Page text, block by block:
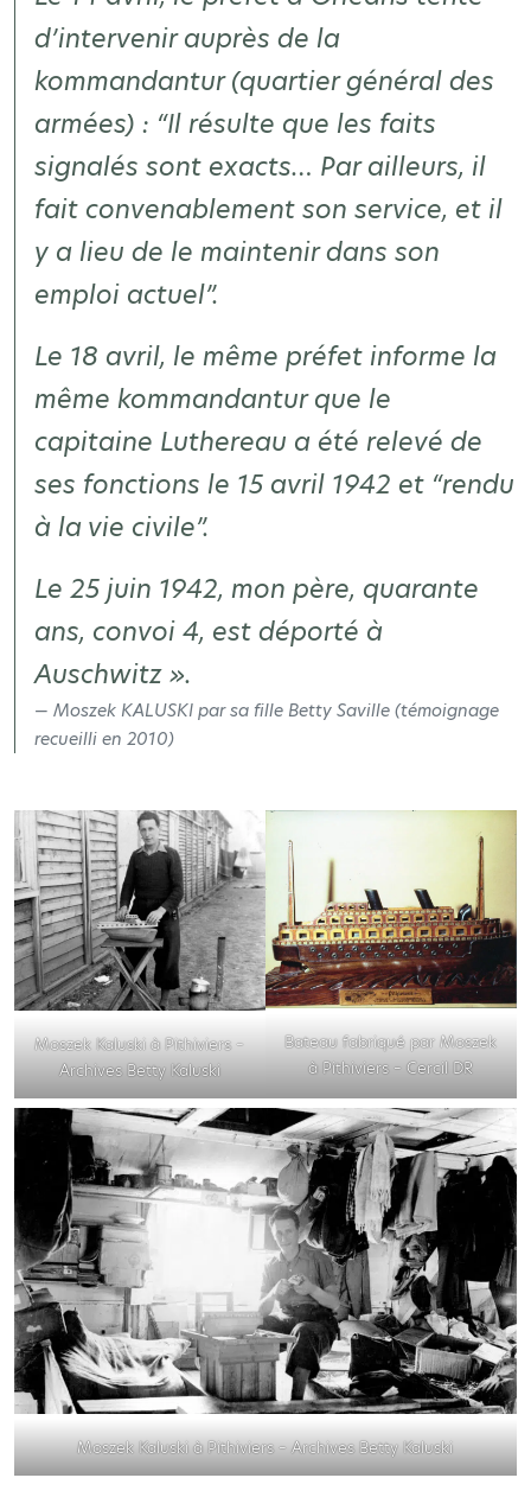
d’intervenir auprès de la
kommandantur (quartier général des
armées) : “Il résulte que les faits
signalés sont exacts… Par ailleurs, il
fait convenablement son service, et il
y a lieu de le maintenir dans son
emploi actuel”.
Le 18 avril, le même préfet informe la
même kommandantur que le
capitaine Luthereau a été relevé de
ses fonctions le 15 avril 1942 et “rendu
à la vie civile”.
Le 25 juin 1942, mon père, quarante
ans, convoi 4, est déporté à
Auschwitz ».
Moszek KALUSKI par sa fille Betty Saville (témoignage
recueilli en 2010)
Moszek Kaluski à Pithiviers –
Archives Betty Kaluski
Bateau fabriqué par Moszek
à Pithiviers – Cercil DR
Moszek Kaluski à Pithiviers – Archives Betty Kaluski